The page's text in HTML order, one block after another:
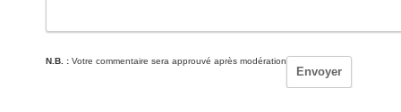
N.B. : Votre commentaire sera approuvé après modération